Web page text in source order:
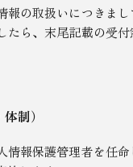
報の取扱いにつきま
たら、末尾記載の受付
制）
情報保護管理者を任